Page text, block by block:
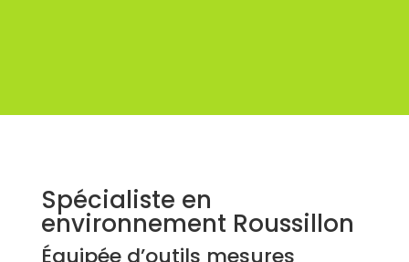
Spécialiste en
environnement Roussillon
Équipée d’outils mesures